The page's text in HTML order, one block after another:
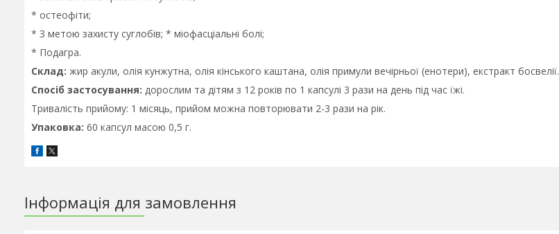
* остеофіти;
* З метою захисту суглобів; * міофасціальні болі;
* Подагра.
Склад: жир акули, олія кунжутна, олія кінського каштана, олія примули вечірньої (енотери), екстракт босвелії.
Спосіб застосування: дорослим та дітям з 12 років по 1 капсулі 3 рази на день під час їжі.
Тривалість прийому: 1 місяць, прийом можна повторювати 2-3 рази на рік.
Упаковка: 60 капсул масою 0,5 г.
Інформація для замовлення